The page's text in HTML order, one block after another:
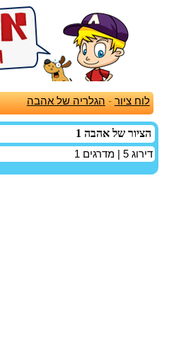
לוח ציור - הגלריה של אהבה
הציור של אהבה 1
דירוג 5 | מדרגים 1